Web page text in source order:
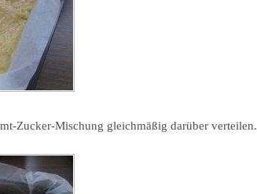
Zucker-Mischung gleichmäßig darüber verteilen.